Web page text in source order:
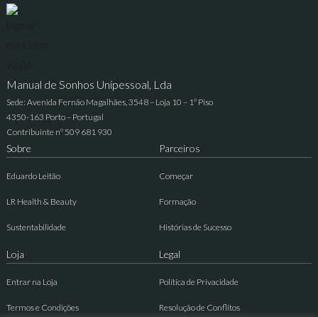
Manual de Sonhos Unipessoal, Lda
Sede: Avenida Fernão Magalhães, 3548 – Loja 10 – 1º Piso
4350-163 Porto – Portugal
Contribuinte nº 509 681 930
Sobre
Eduardo Leitão
LR Health & Beauty
Sustentabilidade
Parceiros
Começar
Formação
Histórias de Sucesso
Loja
Entrar na Loja
Termos e Condições
Legal
Política de Privacidade
Resolução de Conflitos